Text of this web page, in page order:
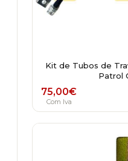
Kit de Tubos de
Patrol
75,00€
Com Iva